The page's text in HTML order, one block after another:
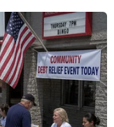
quốc tế của
bảo thị phần
cao thị